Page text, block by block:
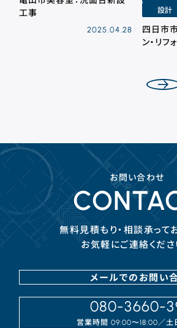
工事
2025.04.28
設計
四日市
ン・リフ
お問い合わせ
無料見積もり・相談承って
お気軽にご連絡くださ
メールでのお問い
080-3660-
営業時間09:00〜18:00 ／⼟